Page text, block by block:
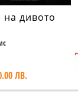
на дивото
ЛВ.